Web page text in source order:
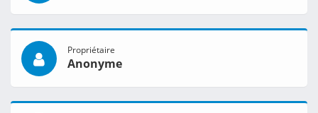
Propriétaire
Anonyme